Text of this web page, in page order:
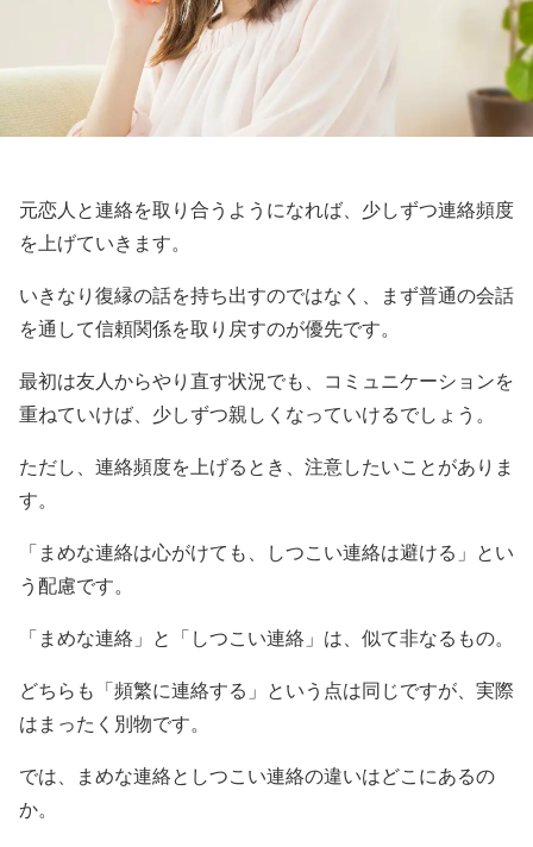
元恋人と連絡を取り合うようになれば、少しずつ連絡頻度
を上げていきます。
いきなり復縁の話を持ち出すのではなく、まず普通の会話
を通して信頼関係を取り戻すのが優先です。
最初は友人からやり直す状況でも、コミュニケーションを
重ねていけば、少しずつ親しくなっていけるでしょう。
ただし、連絡頻度を上げるとき、注意したいことがありま
す。
「まめな連絡は心がけても、しつこい連絡は避ける」とい
う配慮です。
「まめな連絡」と「しつこい連絡」は、似て非なるもの。
どちらも「頻繁に連絡する」という点は同じですが、実際
はまったく別物です。
では、まめな連絡としつこい連絡の違いはどこにあるの
か。